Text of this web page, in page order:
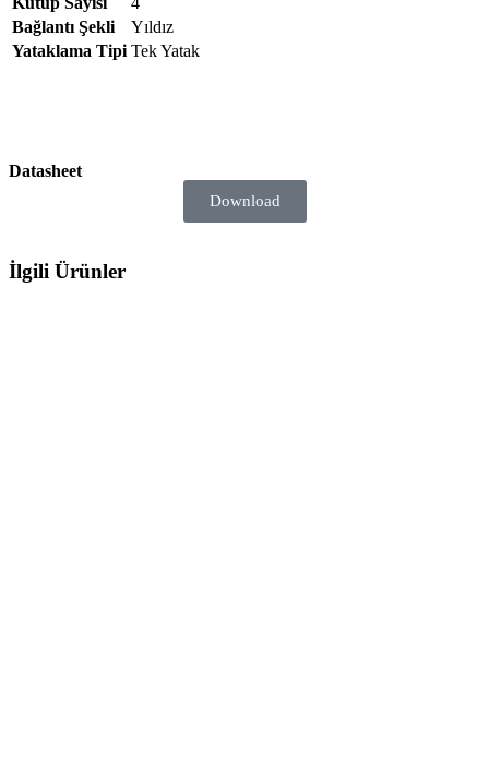
Bağlantı Şekli
Yıldız
Yataklama Tipi Tek Yatak
Datasheet
Download
İlgili Ürünler